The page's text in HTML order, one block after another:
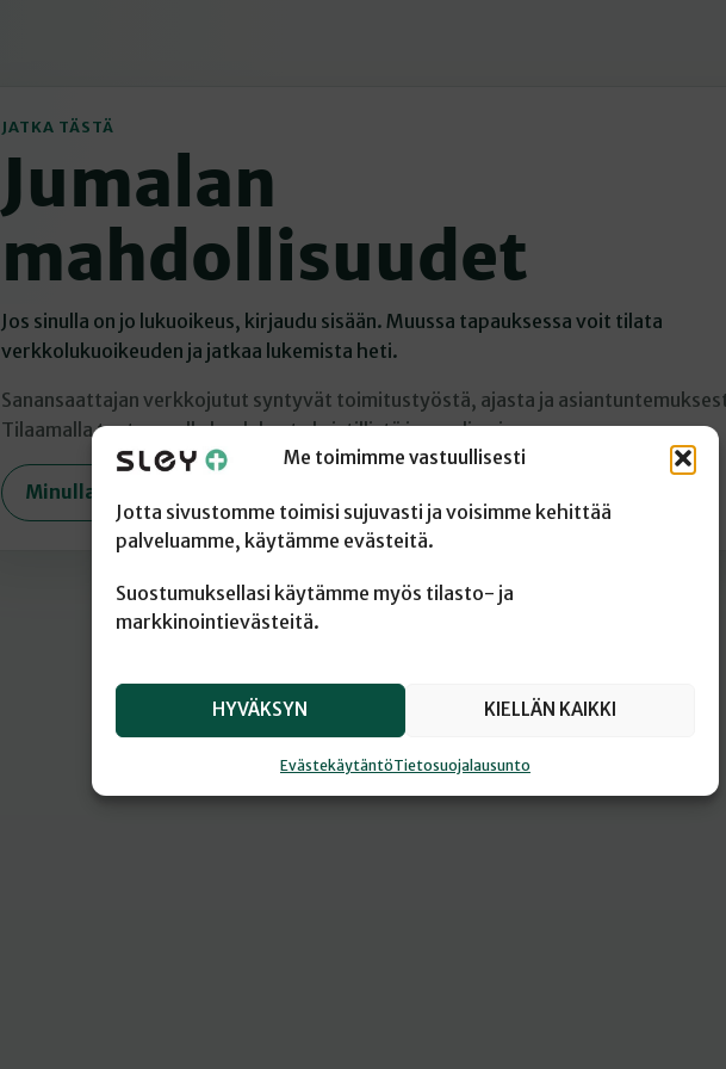
Me toimimme vastuullisesti
Jotta sivustomme toimisi sujuvasti ja voisimme kehittää
palveluamme, käytämme evästeitä.
Suostumuksellasi käytämme myös tilasto- ja
markkinointievästeitä.
HYVÄKSYN KIELLÄN KAIKKI
EvästekäytäntöTietosuojalausunto
JATKA TÄSTÄ
Jumalan
mahdollisuudet
Jos sinulla on jo lukuoikeus, kirjaudu sisään. Muussa tapauksessa voit tilata
verkkolukuoikeuden ja jatkaa lukemista heti.
Sanansaattajan verkkojutut syntyvät toimitustyöstä, ajasta ja
Tilaamalla tuet samalla laadukasta kristillistä journalismia.
Minulla on jo lukuoikeus